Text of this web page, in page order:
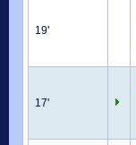
19'
17'